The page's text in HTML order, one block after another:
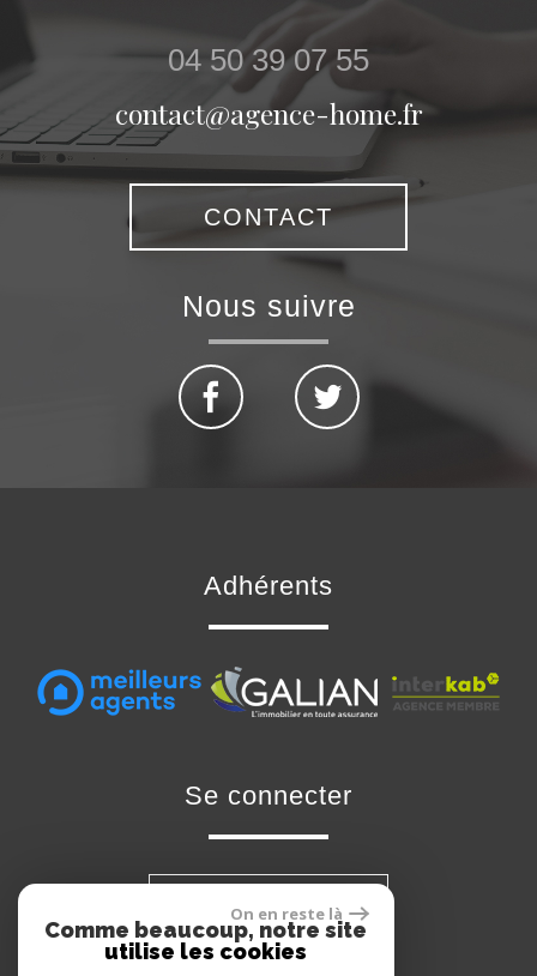
04 50 39 07 55
contact@agence-home.fr
CONTACT
nous suivre
adhérents
se connecter
On en reste là
Comme beaucoup, notre site
utilise les cookies